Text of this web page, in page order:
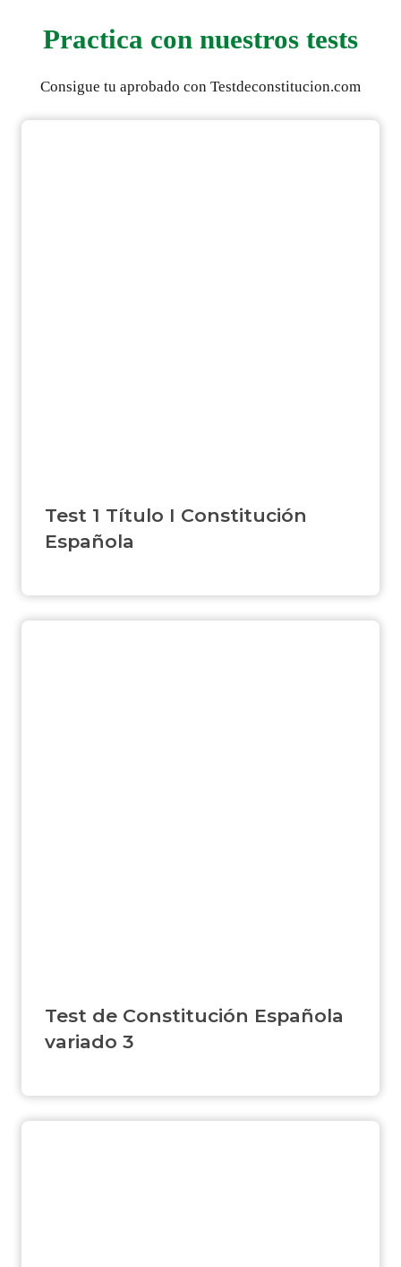
Practica con nuestros tests
Consigue tu aprobado con Testdeconstitucion.com
Test 1 Título I Constitución
Española
Test de Constitución Española
variado 3